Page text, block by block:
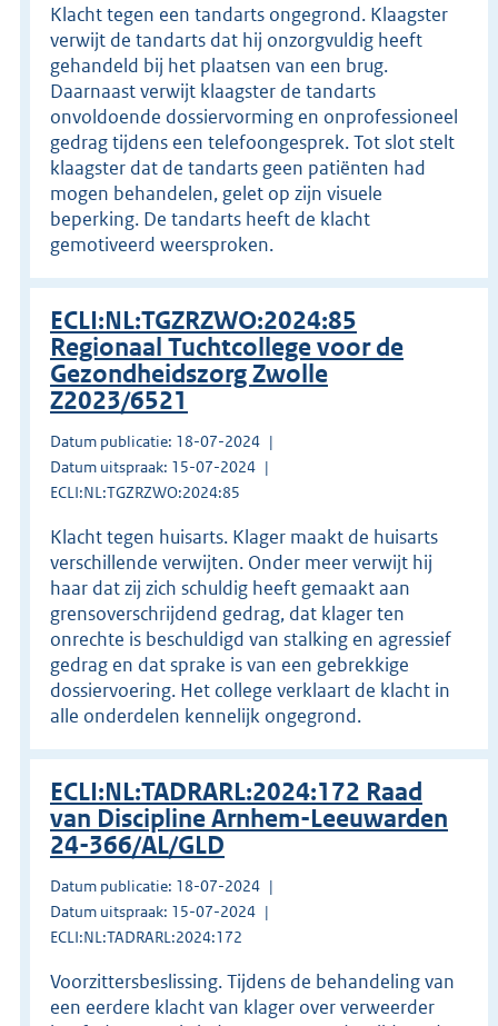
Klacht tegen een tandarts ongegrond. Klaagster
verwijt de tandarts dat hij onzorgvuldig heeft
gehandeld bij het plaatsen van een brug.
Daarnaast verwijt klaagster de tandarts
onvoldoende dossiervorming en onprofessioneel
gedrag tijdens een telefoongesprek. Tot slot stelt
klaagster dat de tandarts geen patiënten had
mogen behandelen, gelet op zijn visuele
beperking. De tandarts heeft de klacht
gemotiveerd weersproken.
ECLI:NL:TGZRZWO:2024:85
Regionaal Tuchtcollege voor de
Gezondheidszorg Zwolle
Z2023/6521
Datum publicatie: 18-07-2024
Datum uitspraak: 15-07-2024
ECLI:NL:TGZRZWO:2024:85
Klacht tegen huisarts. Klager maakt de huisarts
verschillende verwijten. Onder meer verwijt hij
haar dat zij zich schuldig heeft gemaakt aan
grensoverschrijdend gedrag, dat klager ten
onrechte is beschuldigd van stalking en agressief
gedrag en dat sprake is van een gebrekkige
dossiervoering. Het college verklaart de klacht in
alle onderdelen kennelijk ongegrond.
ECLI:NL:TADRARL:2024:172 Raad
van Discipline Arnhem-Leeuwarden
24-366/AL/GLD
Datum publicatie: 18-07-2024
Datum uitspraak: 15-07-2024
ECLI:NL:TADRARL:2024:172
Voorzittersbeslissing. Tijdens de behandeling van
een eerdere klacht van klager over verweerder